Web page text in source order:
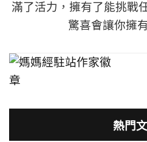
滿了活力，擁有了能挑戰
驚喜會讓你擁
熱門